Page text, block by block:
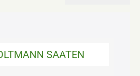
SAATEN